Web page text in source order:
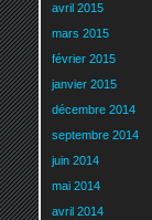
avril 2015
mars 2015
février 2015
janvier 2015
décembre 2014
septembre 2014
juin 2014
mai 2014
avril 2014